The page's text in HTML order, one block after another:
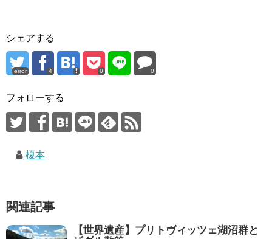
シェアする
error 4 0 0
フォローする
榎本
関連記事
【世界遺産】プリトヴィッツェ湖沼群と